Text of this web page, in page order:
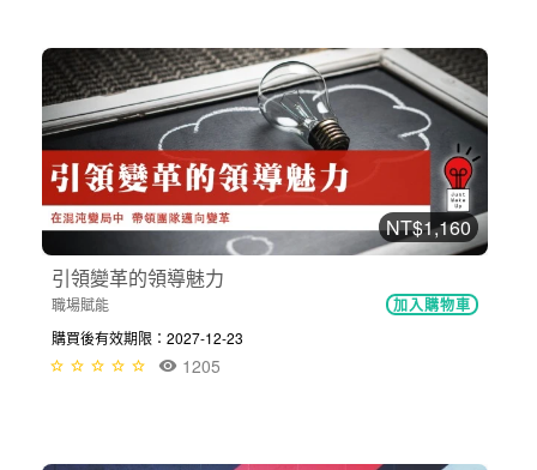
NT$1,160
引領變革的領導魅力
職場賦能 加入購物車
購買後有效期限：2027-12-23
1205